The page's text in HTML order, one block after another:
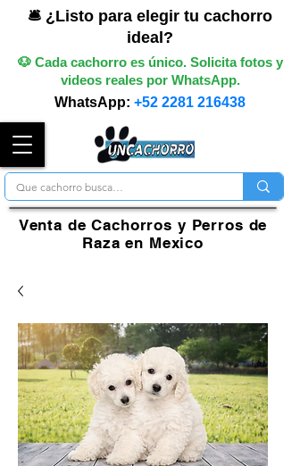
🛎️ ¿Listo para elegir tu cachorro
ideal?
🐶 Cada cachorro es único. Solicita fotos y
videos reales por WhatsApp.
WhatsApp: +52 2281 216438
Venta de Cachorros y Perros de
Raza en Mexico